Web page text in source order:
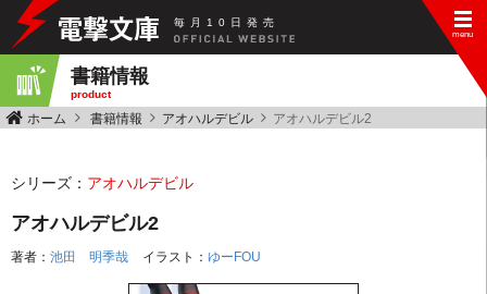
毎 月 10 日 発 売
書籍情報
product
ホーム 書籍情報 アオハルデビル アオハルデビル2
シリーズ： アオハルデビル
アオハルデビル2
著者： 池田 明季哉 イラスト： ゆーFOU